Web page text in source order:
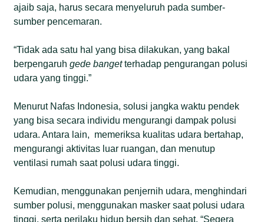
ajaib saja, harus secara menyeluruh pada sumber-
sumber pencemaran.
“Tidak ada satu hal yang bisa dilakukan, yang bakal
berpengaruhgede bangetterhadap pengurangan polusi
udara yang tinggi.”
Menurut Nafas Indonesia, solusi jangka waktu pendek
yang bisa secara individu mengurangi dampak polusi
udara. Antara lain, memeriksa kualitas udara bertahap,
mengurangi aktivitas luar ruangan, dan menutup
ventilasi rumah saat polusi udara tinggi.
Kemudian, menggunakan penjernih udara, menghindari
sumber polusi, menggunakan masker saat polusi udara
tinggi, serta perilaku hidup bersih dan sehat. “Segera